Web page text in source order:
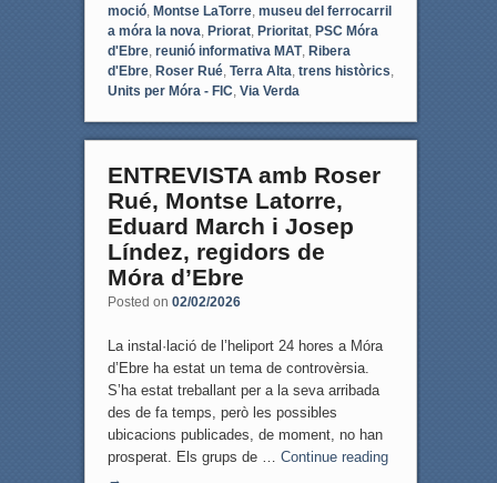
moció, Montse LaTorre, museu del ferrocarril
a móra la nova, Priorat, Prioritat, PSC Móra
d'Ebre, reunió informativa MAT, Ribera
d'Ebre, Roser Rué, Terra Alta, trens històrics,
Units per Móra - FIC, Via Verda
ENTREVISTA amb Roser
Rué, Montse Latorre,
Eduard March i Josep
Líndez, regidors de
Móra d’Ebre
Posted on 02/02/2026
La instal·lació de l’heliport 24 hores a Móra
d’Ebre ha estat un tema de controvèrsia.
S’ha estat treballant per a la seva arribada
des de fa temps, però les possibles
ubicacions publicades, de moment, no han
prosperat. Els grups de … Continue reading
→